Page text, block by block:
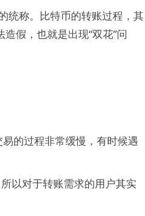
统称。比特币的转账过程，其
假，也就是出现“双花”问
的过程非常缓慢，有时候遇
以对于转账需求的用户其实